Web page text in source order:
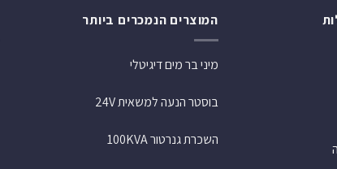
המוצרים הנמכרים ביותר
מיני בר מים דיגיטלי
בוסטר הנעה למשאית 24V
השכרת גנרטור 100KVA